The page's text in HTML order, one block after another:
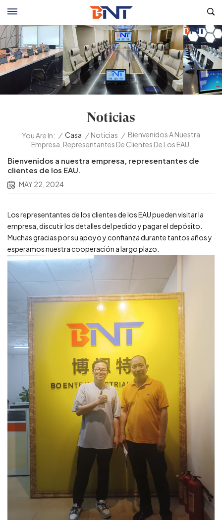
Noticias
You Are In: / Casa / Noticias / Bienvenidos A Nuestra
Empresa, Representantes De Clientes De Los EAU.
Bienvenidos a nuestra empresa, representantes de
clientes de los EAU.
MAY 22, 2024
Los representantes de los clientes de los EAU pueden visitar la
empresa, discutir los detalles del pedido y pagar el depósito.
Muchas gracias por su apoyo y confianza durante tantos años y
esperamos nuestra cooperación a largo plazo.